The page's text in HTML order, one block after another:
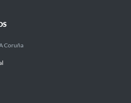
Coruña